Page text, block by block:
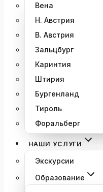
Вена
Н. Австрия
В. Австрия
Зальцбург
Каринтия
Штирия
Бургенланд
Тироль
Форальберг
НАШИ УСЛУГИ
Экскурсии
Образование